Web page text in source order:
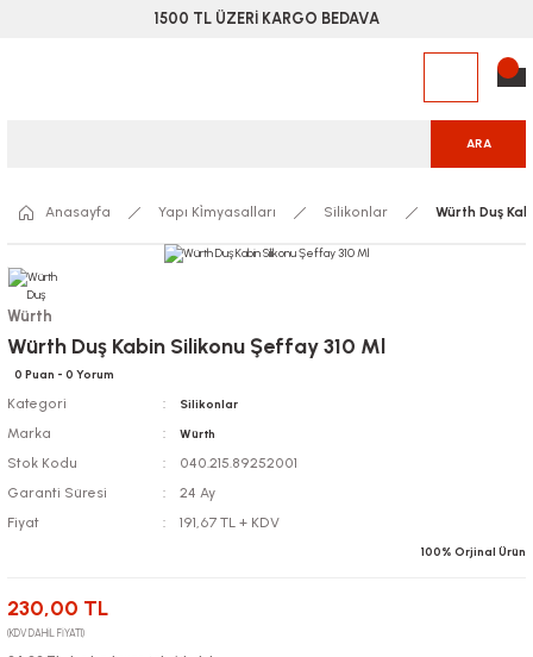
1500 TL ÜZERİ KARGO BEDAVA
ARA
Anasayfa Yapı Ki̇myasalları Silikonlar Würth Duş
Würth
Würth Duş Kabin Silikonu Şeffay 310 Ml
0 Puan - 0 Yorum
Kategori Silikonlar
Marka Würth
Stok Kodu
040.215.89252001
Garanti Süresi
24 Ay
Fiyat
191,67 TL + KDV
100% Orjinal Ürün
230,00 TL
(KDV DAHİL FİYATI)